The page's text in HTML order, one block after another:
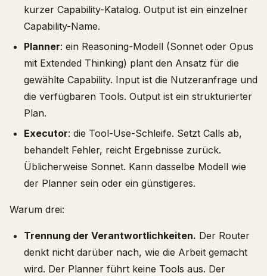
kurzer Capability-Katalog. Output ist ein einzelner
Capability-Name.
Planner: ein Reasoning-Modell (Sonnet oder Opus
mit Extended Thinking) plant den Ansatz für die
gewählte Capability. Input ist die Nutzeranfrage und
die verfügbaren Tools. Output ist ein strukturierter
Plan.
Executor: die Tool-Use-Schleife. Setzt Calls ab,
behandelt Fehler, reicht Ergebnisse zurück.
Üblicherweise Sonnet. Kann dasselbe Modell wie
der Planner sein oder ein günstigeres.
Warum drei:
Trennung der Verantwortlichkeiten. Der Router
denkt nicht darüber nach, wie die Arbeit gemacht
wird. Der Planner führt keine Tools aus. Der